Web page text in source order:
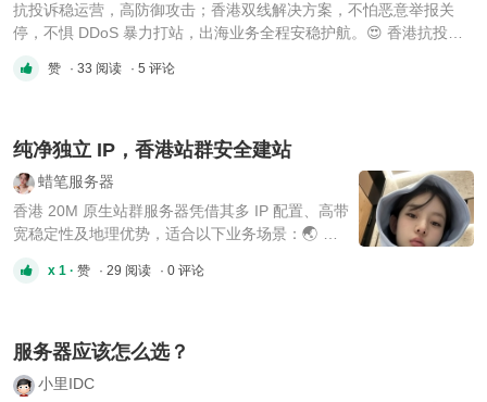
抗投诉稳运营，高防御攻击；香港双线解决方案，不怕恶意举报关
停，不惧 DDoS 暴力打站，出海业务全程安稳护航。😍 香港抗投诉
题不牵连整体业务，CN2 线路免备案快速上线。 适配业务：SEO 站
赞 · 33 阅读 · 5 评论
纯净独立 IP，香港站群安全建站
蜡笔服务器
香港 20M 原生站群服务器凭借其多 IP 配置、高带
宽稳定性及地理优势，适合以下业务场景：🌏 🔍
是不同 C 段 IP），可避免搜索引擎判定为关联站
营数十至数百个内容型网站，需通过多 ...
x 1 · 赞 · 29 阅读 · 0 评论
服务器应该怎么选？
小里IDC